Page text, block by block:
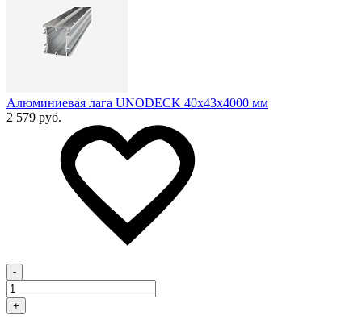
Алюминиевая лага UNODECK 40х43x4000 мм
2 579 руб.
-
+